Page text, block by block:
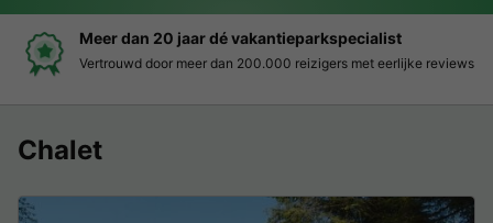
Meer dan 20 jaar dé vakantieparkspecialist
Vertrouwd door meer dan 200.000 reizigers met eerlijke reviews
Chalet